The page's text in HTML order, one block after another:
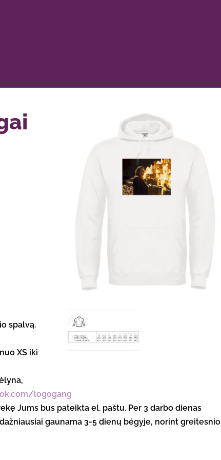
spalvą.
XS iki
logogang
Jums bus pateikta el. paštu. Per 3 darbo dienas
gaunama 3-5 dienų bėgyje, norint greitesnio